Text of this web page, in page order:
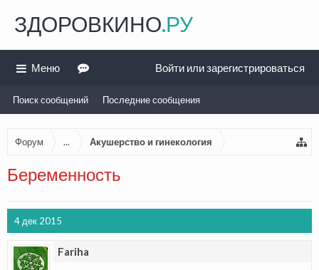
Форум ... Акушерство и гинекология
Беременность
4 дек 2015
Fariha
ЗДОРОВКИНО.РУ
Меню
Поиск сообщений Последние сообщения
Войти или зарегистрироваться